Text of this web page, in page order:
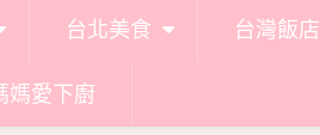
台北美食 台灣飯
媽愛下廚